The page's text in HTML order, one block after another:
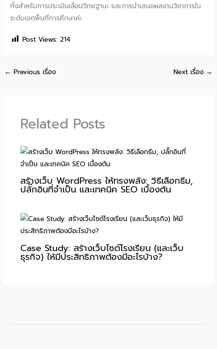
ทั้งสำหรับการประเมินเลื่อนวิทยฐานะ และการนำเสนอผลงานวิชาการใน
ระดับเขตพื้นที่การศึกษาค่ะ
Post Views: 214
← Previous เรื่อง Next เรื่อง →
Related Posts
สร้างเว็บ WordPress ให้ทรงพลัง: วิธีเลือกธีม,
ปลั๊กอินที่จำเป็น และเทคนิค SEO เบื้องต้น
Case Study: สร้างเว็บไซต์โรงเรียน (และเว็บ
ธุรกิจ) ให้มีประสิทธิภาพต้องมีอะไรบ้าง?